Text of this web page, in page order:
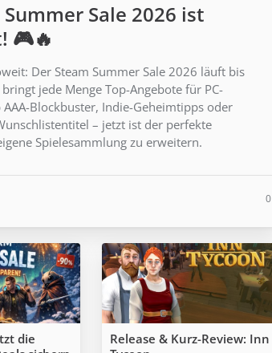
Sale 2026 ist
🎮🔥
Der Steam Summer Sale 2026 läuft bis
jede Menge Top-Angebote für PC-
AAA-Blockbuster, Indie-Geheimtipps oder
– jetzt ist der perfekte
Spielesammlung zu erweitern.
0
die
Release & Kurz-Review: Inn